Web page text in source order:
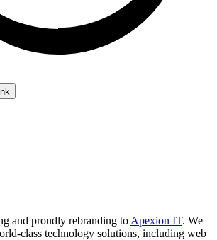
and proudly rebranding to Apexion IT. We
class technology solutions, including web